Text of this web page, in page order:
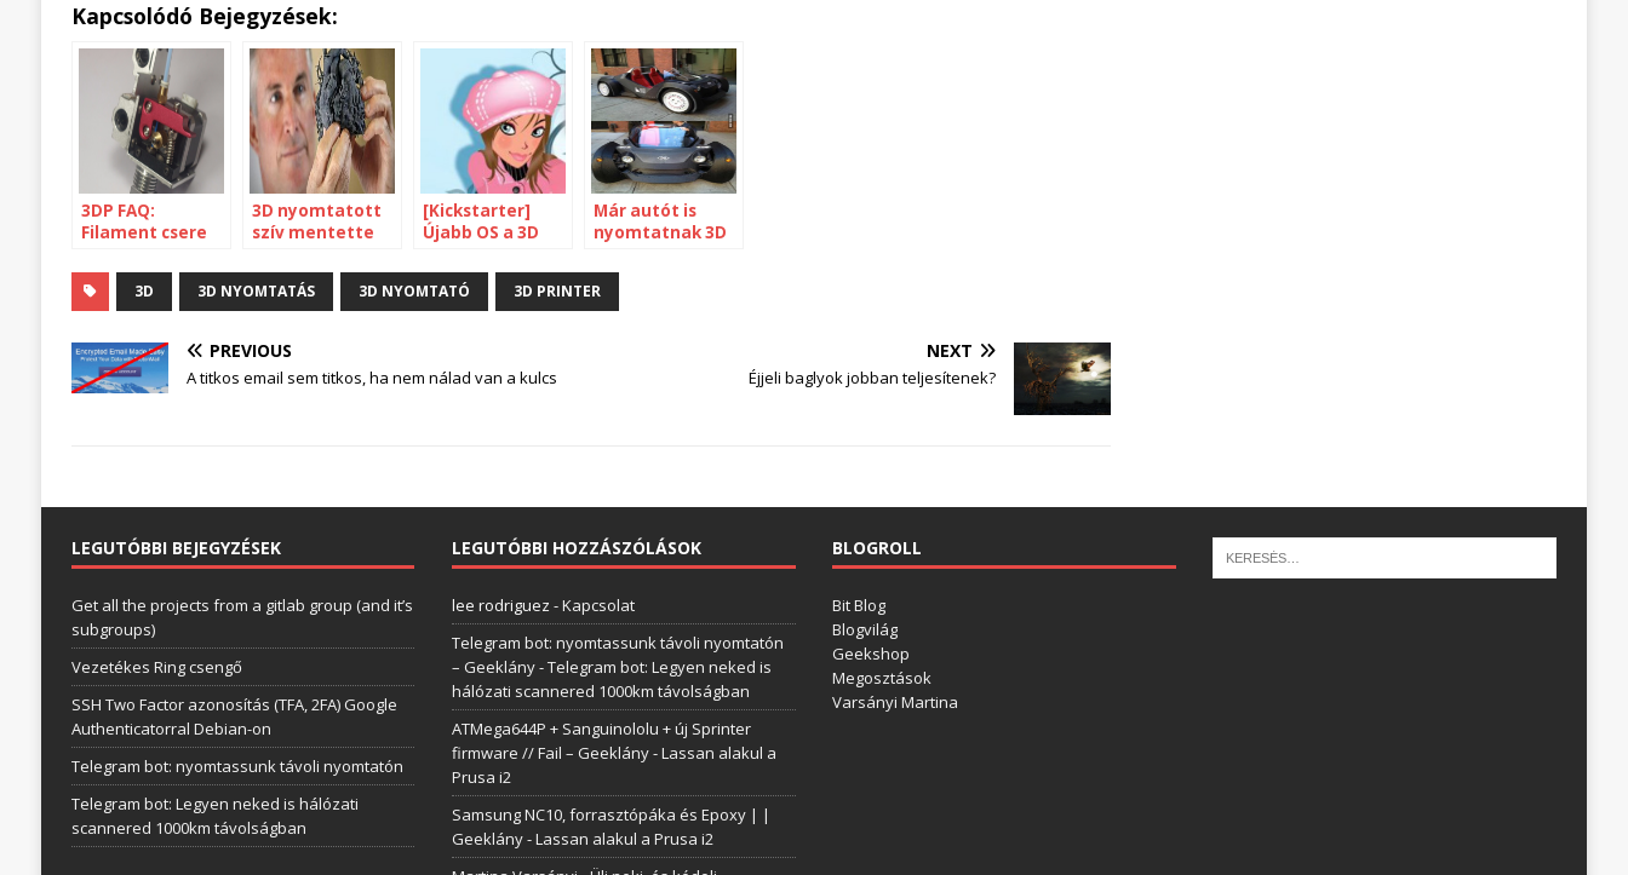
Kapcsolódó Bejegyzések:
3DP FAQ:
Filament csere
az új anyag
3D nyomtatott
szív mentette
életét
[Kickstarter]
Újabb OS a 3D
Már autót is
nyomtatnak 3D
3D 3D NYOMTATÁS 3D NYOMTATÓ 3D PRINTER
PREVIOUS
A titkos email sem titkos, ha nem nálad van a kulcs
NEXT
Éjjeli baglyok jobban teljesítenek?
LEGUTÓBBI BEJEGYZÉSEK
Get all the projects from a gitlab group (and it’s
subgroups)
Vezetékes Ring csengő
SSH Two Factor azonosítás (TFA, 2FA) Google
Authenticatorral Debian-on
Telegram bot: nyomtassunk távoli nyomtatón
Telegram bot: Legyen neked is hálózati
scannered 1000km távolságban
LEGUTÓBBI HOZZÁSZÓLÁSOK
lee rodriguez -Kapcsolat
Telegram bot: nyomtassunk távoli nyomtatón
– Geeklány-Telegram bot: Legyen neked is
hálózati scannered 1000km távolságban
ATMega644P + Sanguinololu + új Sprinter
firmware // Fail – Geeklány-Lassan alakul a
Prusa i2
Samsung NC10, forrasztópáka és Epoxy | |
Geeklány-Lassan alakul a Prusa i2
BLOGROLL
Bit Blog
Blogvilág
Geekshop
Megosztások
Varsányi Martina